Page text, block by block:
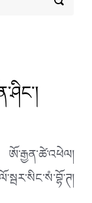
ཨོ་རྒྱན་ཚེ་འཕེལ།